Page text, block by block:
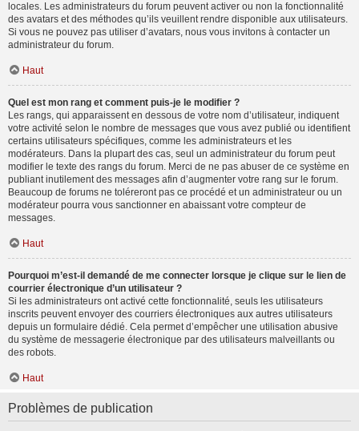
locales. Les administrateurs du forum peuvent activer ou non la fonctionnalité
des avatars et des méthodes qu’ils veuillent rendre disponible aux utilisateurs.
Si vous ne pouvez pas utiliser d’avatars, nous vous invitons à contacter un
administrateur du forum.
Haut
Quel est mon rang et comment puis-je le modifier ?
Les rangs, qui apparaissent en dessous de votre nom d’utilisateur, indiquent
votre activité selon le nombre de messages que vous avez publié ou identifient
certains utilisateurs spécifiques, comme les administrateurs et les
modérateurs. Dans la plupart des cas, seul un administrateur du forum peut
modifier le texte des rangs du forum. Merci de ne pas abuser de ce système en
publiant inutilement des messages afin d’augmenter votre rang sur le forum.
Beaucoup de forums ne toléreront pas ce procédé et un administrateur ou un
modérateur pourra vous sanctionner en abaissant votre compteur de
messages.
Haut
Pourquoi m’est-il demandé de me connecter lorsque je clique sur le lien de
courrier électronique d’un utilisateur ?
Si les administrateurs ont activé cette fonctionnalité, seuls les utilisateurs
inscrits peuvent envoyer des courriers électroniques aux autres utilisateurs
depuis un formulaire dédié. Cela permet d’empêcher une utilisation abusive
du système de messagerie électronique par des utilisateurs malveillants ou
des robots.
Haut
Problèmes de publication